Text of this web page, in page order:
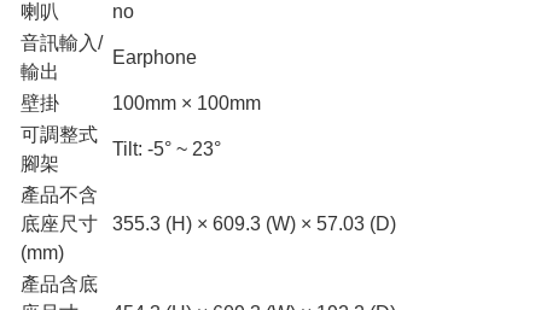
喇叭
no
音訊輸入/
輸出
Earphone
壁掛
100mm × 100mm
可調整式
腳架
Tilt: -5° ~ 23°
產品不含
底座尺寸
(mm)
355.3 (H) × 609.3 (W) × 57.03 (D)
產品含底